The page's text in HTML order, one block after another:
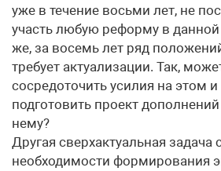
уже в течение восьми лет, не
участь любую реформу в
же, за восемь лет ряд
требует актуализации. Так,
сосредоточить усилия на этом
подготовить проект
нему?
Другая сверхактуальная задача
необходимости формирования